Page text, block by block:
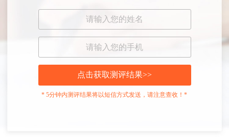
点击获取测评结果>>
* 5分钟内测评结果将以短信方式发送，请注意查收！*